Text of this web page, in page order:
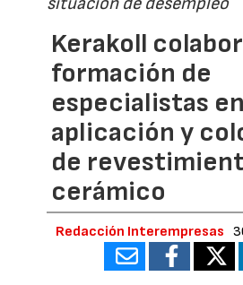
Kerakoll
formación de
especialistas en
aplicación y
de
cerámico
Redacción Interempresas